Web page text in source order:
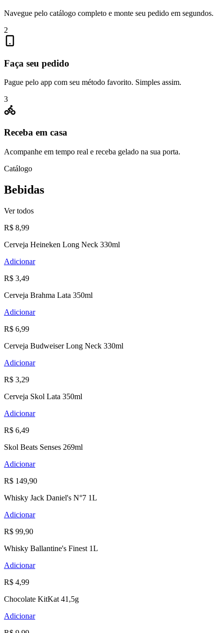
Navegue pelo catálogo completo e monte seu pedido em segundos.
2
Faça seu pedido
Pague pelo app com seu método favorito. Simples assim.
3
Receba em casa
Acompanhe em tempo real e receba gelado na sua porta.
Catálogo
Bebidas
Ver todos
R$ 8,99
Cerveja Heineken Long Neck 330ml
Adicionar
R$ 3,49
Cerveja Brahma Lata 350ml
Adicionar
R$ 6,99
Cerveja Budweiser Long Neck 330ml
Adicionar
R$ 3,29
Cerveja Skol Lata 350ml
Adicionar
R$ 6,49
Skol Beats Senses 269ml
Adicionar
R$ 149,90
Whisky Jack Daniel's N°7 1L
Adicionar
R$ 99,90
Whisky Ballantine's Finest 1L
Adicionar
R$ 4,99
Chocolate KitKat 41,5g
Adicionar